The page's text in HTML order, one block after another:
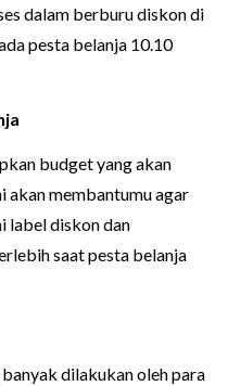
dalam berburu diskon di
pesta belanja 10.10
budget yang akan
akan membantumu agar
label diskon dan
saat pesta belanja
dilakukan oleh para